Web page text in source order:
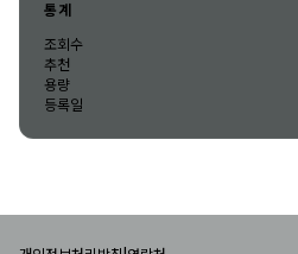
통계
조회수
추천
용량
등록일